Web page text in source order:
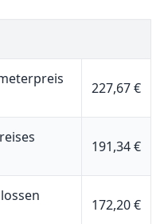
227,67 €
191,34 €
172,20 €